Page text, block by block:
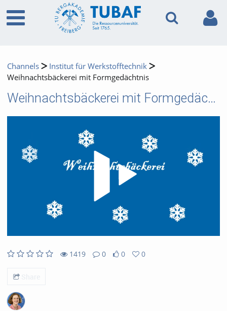
Channels
Institut für Werkstofftechnik
Weihnachtsbäckerei mit Formgedächtnis
Weihnachtsbäckerei mit Formgedächtnis
1419
0
0
0
Share